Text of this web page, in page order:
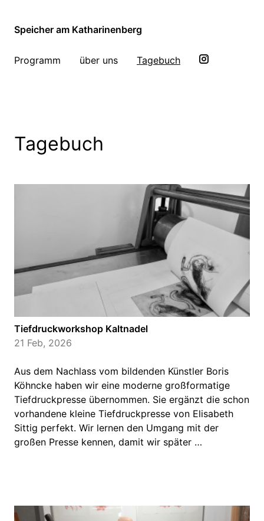
Speicher am Katharinenberg
Programm über uns Tagebuch
Tagebuch
Tiefdruckworkshop Kaltnadel
21 Feb, 2026
Aus dem Nachlass vom bildenden Künstler Boris
Köhncke haben wir eine moderne großformatige
Tiefdruckpresse übernommen. Sie ergänzt die schon
vorhandene kleine Tiefdruckpresse von Elisabeth
Sittig perfekt. Wir lernen den Umgang mit der
großen Presse kennen, damit wir später …